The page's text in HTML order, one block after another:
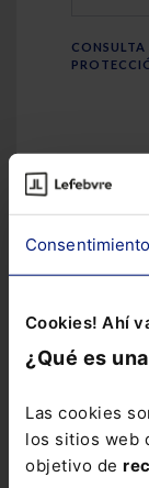
Consentimiento
Cookies! Ahí
¿Qué es
Las cookies
los sitios web
objetivo de
Prueba GenIA-L